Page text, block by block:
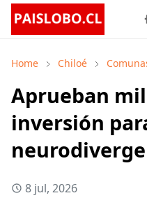
Home Chiloé
Aprueban
inversión
8 jul, 2026